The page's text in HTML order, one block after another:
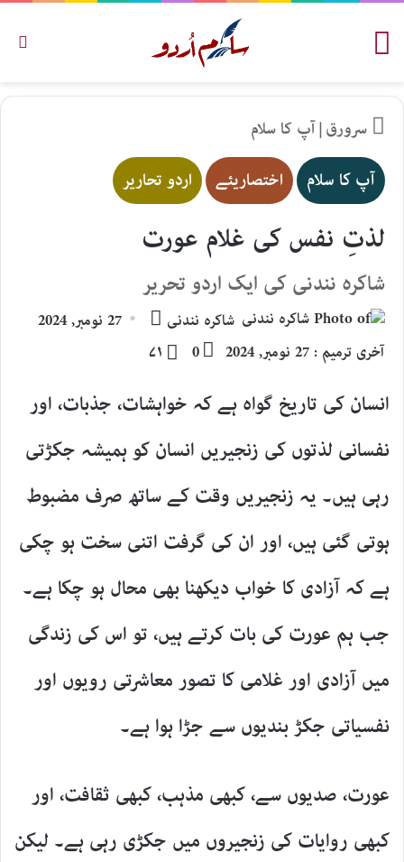
سرورق|آپ کا سلام
آپ کا سلام اختصاریئے اردو تحاریر
لذتِ نفس کی غلام عورت
شاکرہ نندنی کی ایک اردو تحریر
شاکرہ نندنی
Send
email
27 نومبر, 2024
آخری ترمیم : 27 نومبر, 2024
0 ۷۱
انسان کی تاریخ گواہ ہے کہ خواہشات، جذبات، اور
نفسانی لذتوں کی زنجیریں انسان کو ہمیشہ جکڑتی
رہی ہیں۔ یہ زنجیریں وقت کے ساتھ صرف مضبوط
ہوتی گئی ہیں، اور ان کی گرفت اتنی سخت ہو چکی
ہے کہ آزادی کا خواب دیکھنا بھی محال ہو چکا ہے۔
جب ہم عورت کی بات کرتے ہیں، تو اس کی زندگی
میں آزادی اور غلامی کا تصور معاشرتی رویوں اور
نفسیاتی جکڑ بندیوں سے جڑا ہوا ہے۔
عورت، صدیوں سے، کبھی مذہب، کبھی ثقافت، اور
کبھی روایات کی زنجیروں میں جکڑی رہی ہے۔ لیکن